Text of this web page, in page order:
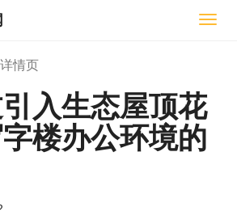
切
详情页
入生态屋顶花
楼办公环境的